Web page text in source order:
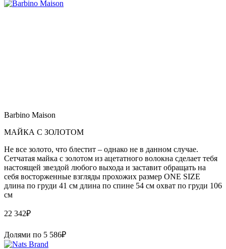
Barbino Maison
МАЙКА С ЗОЛОТОМ
Не все золото, что блестит – однако не в данном случае.
Сетчатая майка с золотом из ацетатного волокна сделает тебя
настоящей звездой любого выхода и заставит обращать на
себя восторженные взгляды прохожих размер ONE SIZE
длина по груди 41 см длина по спине 54 см охват по груди 106
см
22 342₽
Долями по 5 586₽